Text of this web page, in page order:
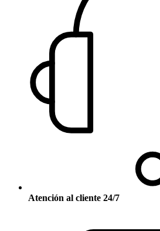
Atención al cliente 24/7